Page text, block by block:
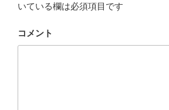
いている欄は必須項目です
コメント